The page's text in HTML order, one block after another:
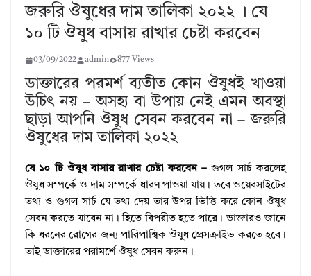
জরুরি ঔষুধের দাম তালিকা ২০২২ । যে
১০ টি ঔষুধ বাসায় রাখার চেষ্টা করবেন
03/09/2022 admin 877 Views
ডাক্তারের পরমর্শ ব্যতীত কোন ঔষুধই খাওয়া
উচিৎ নয় – অসহ্য বা উপায় নেই এমন অবস্থা
ছাড়া আপনি ঔষুধ সেবন করবেন না – জরুরি
ঔষুধের দাম তালিকা ২০২২
যে ১০ টি ঔষুধ বাসায় রাখার চেষ্টা করবেন – গুগল সার্চ করলেই
ঔষুধ সম্পর্কে ও দাম সম্পর্কে ধারণ পাওয়া যায়। তবে ওয়েবসাইটের
তথ্য ও গুগল সার্চ যে তথ্য দেয় তার উপর ভিত্তি করে কোন ঔষুধ
সেবন করতে যাবেন না। হিতে বিপরীত হতে পারে। ডাক্তারও জানে
কি ধরনের রোগের জন্য পারিপাশ্বিক ঔষুধ প্রেসক্রাইভ করতে হবে।
তাই ডাক্তারের পরামর্শে ঔষুধ সেবন করুন।